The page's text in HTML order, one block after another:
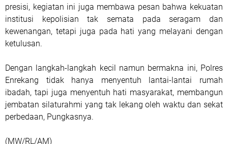
presisi, kegiatan ini juga membawa pesan bahwa kekuatan
institusi kepolisian tak semata pada seragam dan
kewenangan, tetapi juga pada hati yang melayani dengan
ketulusan.
Dengan langkah-langkah kecil namun bermakna ini, Polres
Enrekang tidak hanya menyentuh lantai-lantai rumah
ibadah, tapi juga menyentuh hati masyarakat, membangun
jembatan silaturahmi yang tak lekang oleh waktu dan sekat
perbedaan, Pungkasnya.
(MW/RL/AM)